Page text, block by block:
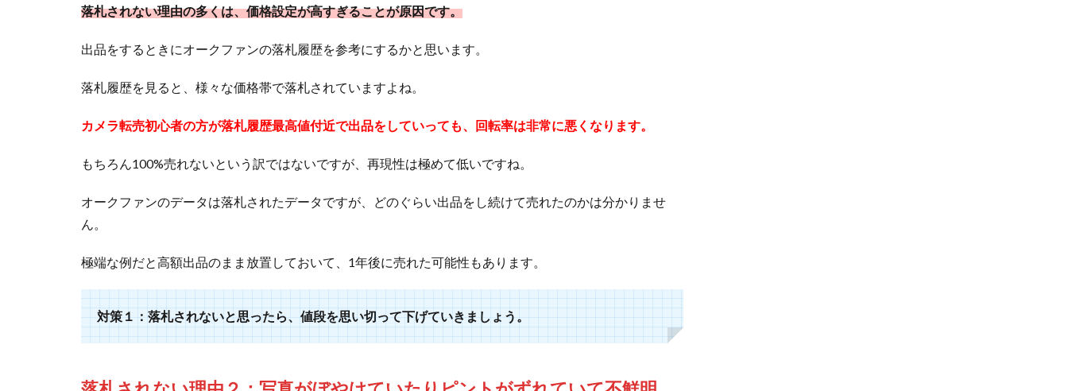
落札されない理由の多くは、価格設定が高すぎることが原因です。
出品をするときにオークファンの落札履歴を参考にするかと思います。
落札履歴を見ると、様々な価格帯で落札されていますよね。
カメラ転売初心者の方が落札履歴最高値付近で出品をしていっても、回転率は非常に悪くなります。
もちろん100%売れないという訳ではないですが、再現性は極めて低いですね。
オークファンのデータは落札されたデータですが、どのぐらい出品をし続けて売れたのかは分かりませ
ん。
極端な例だと高額出品のまま放置しておいて、1年後に売れた可能性もあります。
対策１：落札されないと思ったら、値段を思い切って下げていきましょう。